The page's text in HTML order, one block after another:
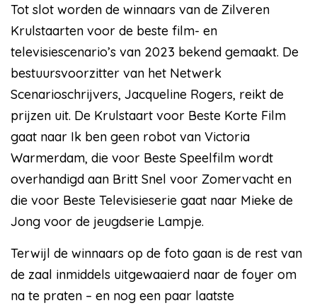
Tot slot worden de winnaars van de Zilveren
Krulstaarten voor de beste film- en
televisiescenario’s van 2023 bekend gemaakt. De
bestuursvoorzitter van het Netwerk
Scenarioschrijvers, Jacqueline Rogers, reikt de
prijzen uit. De Krulstaart voor Beste Korte Film
gaat naar Ik ben geen robot van Victoria
Warmerdam, die voor Beste Speelfilm wordt
overhandigd aan Britt Snel voor Zomervacht en
die voor Beste Televisieserie gaat naar Mieke de
Jong voor de jeugdserie Lampje.
Terwijl de winnaars op de foto gaan is de rest van
de zaal inmiddels uitgewaaierd naar de foyer om
na te praten – en nog een paar laatste